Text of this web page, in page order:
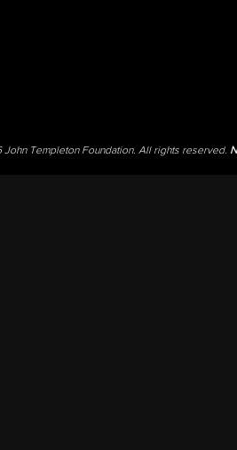
Templeton Foundation. All rights reserved.